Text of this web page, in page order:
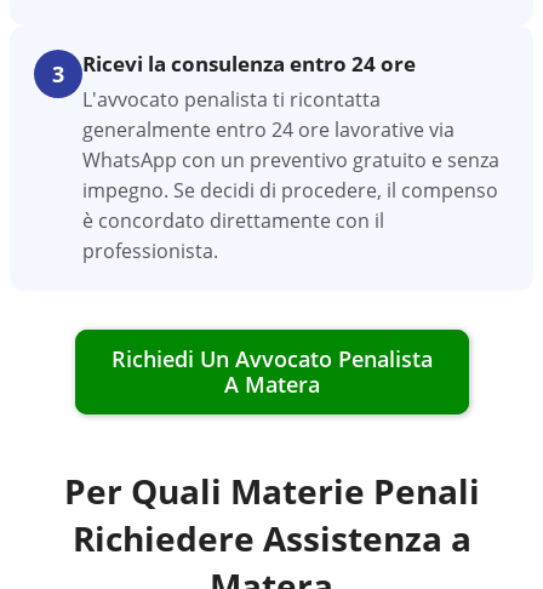
3 Ricevi la consulenza entro 24 ore
L'avvocato penalista ti ricontatta
generalmente entro 24 ore lavorative via
WhatsApp con un preventivo gratuito e senza
impegno. Se decidi di procedere, il compenso
è concordato direttamente con il
professionista.
Richiedi Un Avvocato Penalista
A Matera
Per Quali Materie Penali
Richiedere Assistenza a